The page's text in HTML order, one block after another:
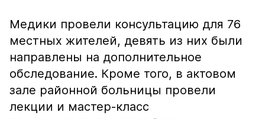
Медики провели консультацию для 76
местных жителей, девять из них были
направлены на дополнительное
обследование. Кроме того, в актовом
зале районной больницы провели
лекции и мастер-класс